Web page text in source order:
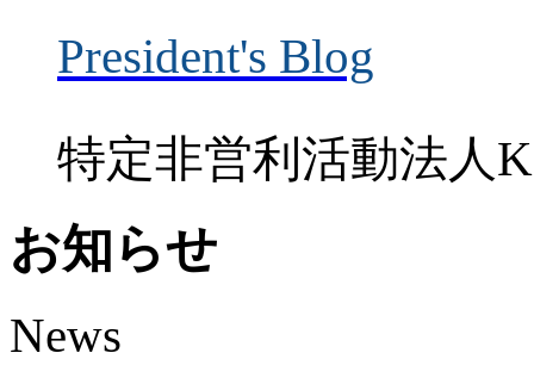
President's Blog
特定非営利活動法人
お知らせ
News